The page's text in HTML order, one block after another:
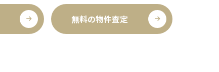
無料の物件査定